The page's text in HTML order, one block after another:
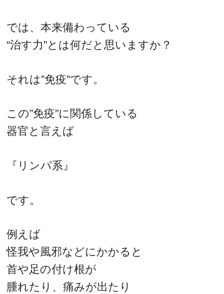
では、本来備わっている
“治す力”とは何だと思いますか？
それは”免疫”です。
この”免疫”に関係している
器官と言えば
『リンパ系』
です。
例えば
怪我や風邪などにかかると
首や足の付け根が
腫れたり、痛みが出たり